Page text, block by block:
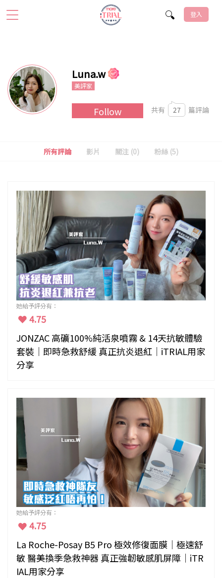
登入
Luna.w
美評家
Follow 共有 27 篇評論
所有評論 影片 關注 (0) 粉絲 (5)
她給予評分有：
4.75
JONZAC 高礦100%純活泉噴霧 & 14天抗敏體驗
套裝｜即時急救舒緩 真正抗炎退紅｜iTRIAL用家
分享
她給予評分有：
4.75
La Roche-Posay B5 Pro 極效修復面膜｜極速舒
敏 醫美換季急救神器 真正強韌敏感肌屏障｜iTR
IAL用家分享